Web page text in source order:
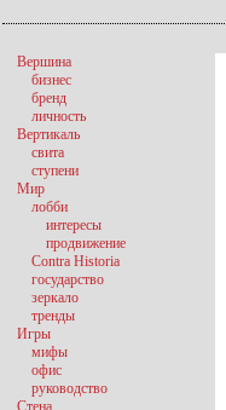
Вершина
бизнес
бренд
личность
Вертикаль
свита
ступени
Мир
лобби
интересы
продвижение
Contra Historia
государство
зеркало
тренды
Игры
мифы
офис
руководство
Стена